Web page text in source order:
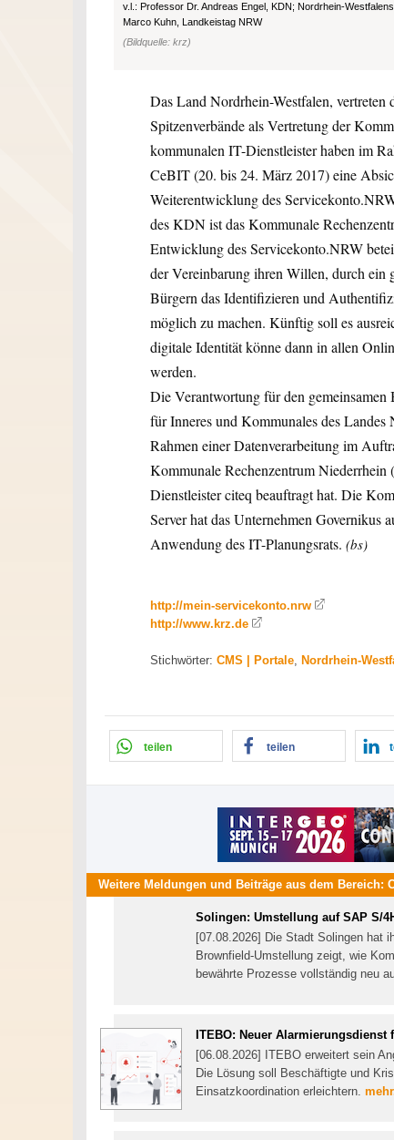
v.l.: Professor Dr. Andreas Engel, KDN; Nordrhein-
Marco Kuhn, Landkeistag NRW
(Bildquelle: krz)
Das Land Nordrhein-Westfalen,
Spitzenverbände als Vertretung der
kommunalen IT-Dienstleister haben im
CeBIT (20. bis 24. März 2017) eine
Weiterentwicklung des
des KDN ist das Kommunale
Entwicklung des Servicekonto.NRW
der Vereinbarung ihren Willen, durch ein
Bürgern das Identifizieren und
möglich zu machen. Künftig soll es
digitale Identität könne dann in allen
werden.
Die Verantwortung für den
für Inneres und Kommunales des
Rahmen einer Datenverarbeitung im
Kommunale Rechenzentrum
Dienstleister citeq beauftragt hat. Die
Server hat das Unternehmen
Anwendung des IT-Planungsrats. (bs)
http://mein-servicekonto.nrw
http://www.krz.de
Stichwörter: CMS | Portale Nordrhein-
teilen teilen
Weitere Meldungen und Beiträge aus dem Bereich:
Solingen: Umstellung auf SAP S/
[07.08.2026] Die Stadt Solingen hat
Brownfield-Umstellung zeigt, wie
bewährte Prozesse vollständig neu
ITEBO: Neuer
[06.08.2026] ITEBO erweitert sein
Die Lösung soll Beschäftigte und
Einsatzkoordination erleichtern.